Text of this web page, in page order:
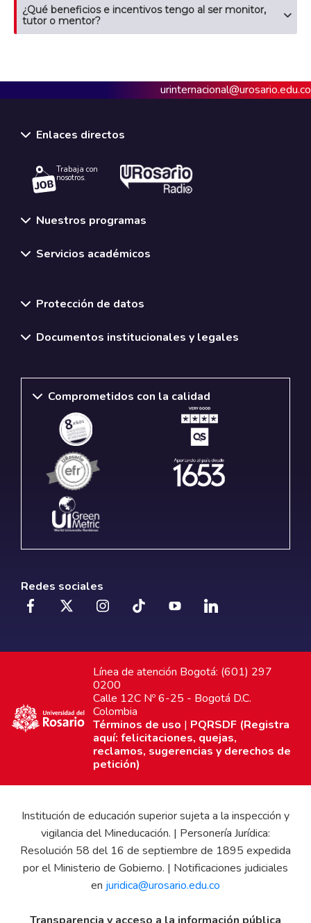
¿Qué beneficios e incentivos tengo al ser monitor,
tutor o mentor?
urinternacional@urosario.edu.co
Enlaces directos
Trabaja con
nosotros.
Nuestros programas
Servicios académicos
Protección de datos
Documentos institucionales y legales
Comprometidos con la calidad
Redes sociales
Línea de atención Bogotá: (601) 297
0200
Calle 12C Nº 6-25 - Bogotá D.C.
Colombia
Términos de uso | PQRSDF (Registra
aquí: felicitaciones, quejas,
reclamos, sugerencias y derechos de
petición)
Institución de educación superior sujeta a la inspección y
vigilancia del Mineducación. | Personería Jurídica:
Resolución 58 del 16 de septiembre de 1895 expedida
por el Ministerio de Gobierno. | Notificaciones judiciales
en juridica@urosario.edu.co